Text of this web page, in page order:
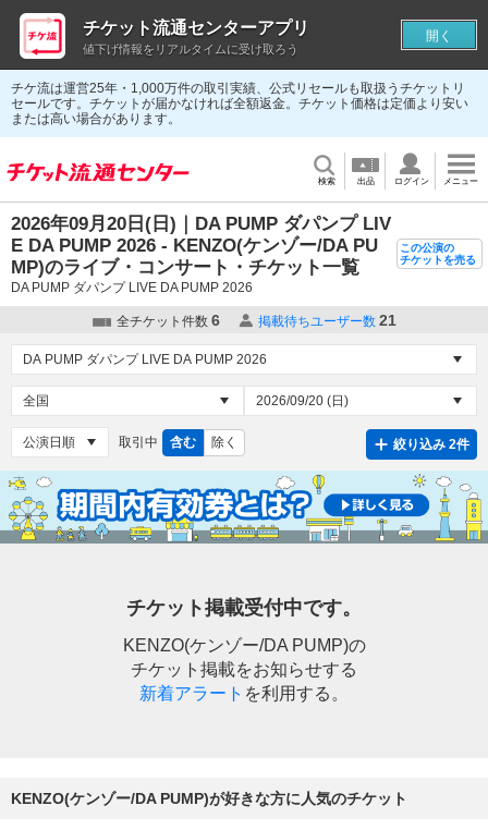
チケ流は運営25年・1,000万件の取引実績、公式リセールも取扱うチケットリ
セールです。チケットが届かなければ全額返金。チケット価格は定価より安い
または高い場合があります。
検索 出品 ログイン メニュー
2026年09月20日(日)｜DA PUMP ダパンプ LIV
E DA PUMP 2026 - KENZO(ケンゾー/DA PU
MP)のライブ・コンサート・チケット一覧
DA PUMP ダパンプ LIVE DA PUMP 2026
この公演の
チケットを売る
全チケット件数 6 掲載待ちユーザー数 21
取引中 含む 除く 絞り込み 2件
チケット掲載受付中です。
KENZO(ケンゾー/DA PUMP)の
チケット掲載をお知らせする
新着アラート を利用する。
KENZO(ケンゾー/DA PUMP)が好きな方に人気のチケット
チケット流通センターアプリ
値下げ情報をリアルタイムに受け取ろう
開く